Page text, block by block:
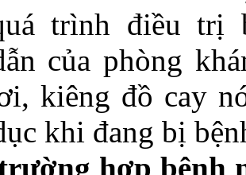
trình điều trị
của phòng
kiêng đồ cay
khi đang bị
hợp bệnh